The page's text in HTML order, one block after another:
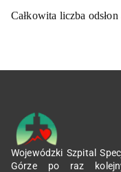
Całkowita liczba
Wojewódzki Szpital
Górze po raz